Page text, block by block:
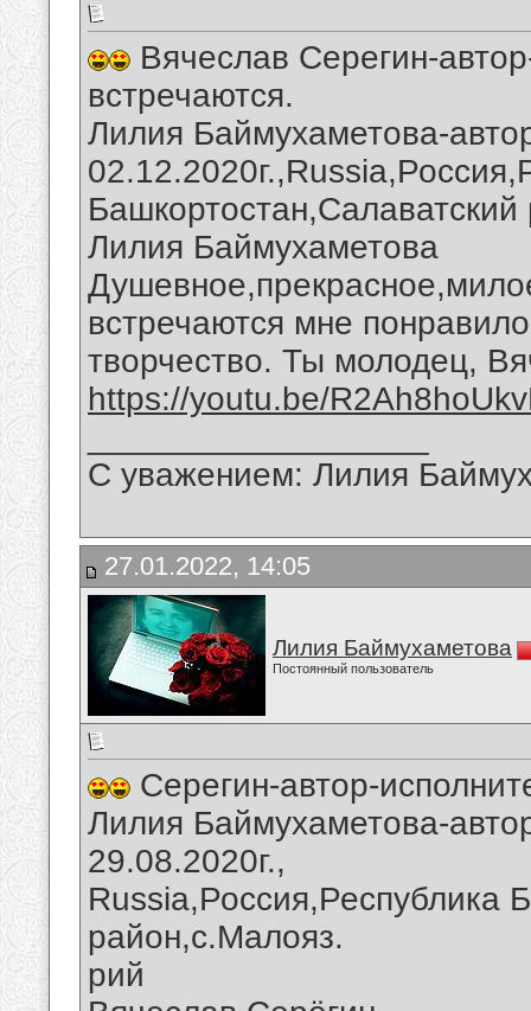
Вячеслав Серегин-
встречаются.
Лилия Баймухаметова-
Лилия Баймухаметова
встречаются мне
творчество. Ты молодец,
https://youtu.be/
С уважением: Лилия
27.01.2022, 14:05
Лилия Баймухаметова
Постоянный пользователь
Серегин-автор-
Лилия Баймухаметова-
29.08.2020г.,
Russia,Россия,Республика
район,с.Малояз.
рий